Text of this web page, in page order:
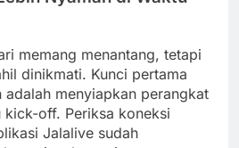
memang menantang, tetapi
dinikmati. Kunci pertama
adalah menyiapkan perangkat
kick-off. Periksa koneksi
Jalalive sudah